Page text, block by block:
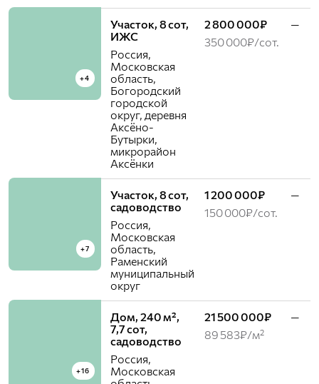
+4
Участок, 8 сот,
ИЖС
Россия,
Московская
область,
Богородский
городской
округ, деревня
Аксёно-
Бутырки,
микрорайон
Аксёнки
2 800 000₽
350 000₽/сот.
—
+7
Участок, 8 сот,
садоводство
Россия,
Московская
область,
Раменский
муниципальный
округ
1 200 000₽
150 000₽/сот.
—
+16
Дом, 240 м²,
7,7 сот,
садоводство
Россия,
Московская
21 500 000₽
89 583₽/м²
—